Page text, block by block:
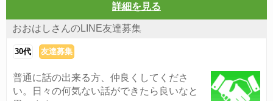
詳細を見る
おおはしさんのLINE友達募集
30代 友達募集
普通に話の出来る方、仲良くしてくださ
い。日々の何気ない話ができたら良いなと